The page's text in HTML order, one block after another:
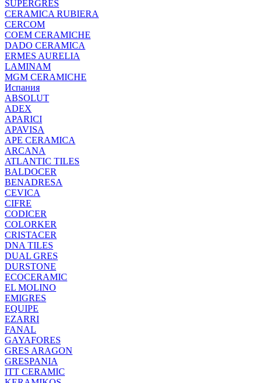
SUPERGRES
CERAMICA RUBIERA
CERCOM
COEM CERAMICHE
DADO CERAMICA
ERMES AURELIA
LAMINAM
MGM CERAMICHE
Испания
ABSOLUT
ADEX
APARICI
APAVISA
APE CERAMICA
ARCANA
ATLANTIC TILES
BALDOCER
BENADRESA
CEVICA
CIFRE
CODICER
COLORKER
CRISTACER
DNA TILES
DUAL GRES
DURSTONE
ECOCERAMIC
EL MOLINO
EMIGRES
EQUIPE
EZARRI
FANAL
GAYAFORES
GRES ARAGON
GRESPANIA
ITT CERAMIC